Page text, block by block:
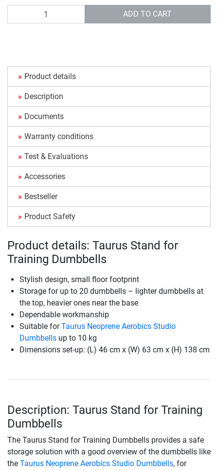
ADD TO CART
Product details
Description
Documents
Warranty conditions
Test & Evaluations
Accessories
Bestseller
Product Safety
Product details: Taurus Stand for
Training Dumbbells
Stylish design, small floor footprint
Storage for up to 20 dumbbells – lighter dumbbells at
the top, heavier ones near the base
Dependable workmanship
Suitable forTaurus Neoprene Aerobics Studio
Dumbbells up to 10 kg
Dimensions set-up: (L) 46 cm x (W) 63 cm x (H) 138 cm
Description: Taurus Stand for Training
Dumbbells
The Taurus Stand for Training Dumbbells provides a safe
storage solution with a good overview of the dumbbells like
the Taurus Neoprene Aerobics Studio Dumbbells, for